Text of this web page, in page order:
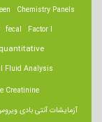
Chemistry Panels
Factor I
fecal
quantitative
Fluid Analysis
Creatinine
آزمایشات آنتی بادی